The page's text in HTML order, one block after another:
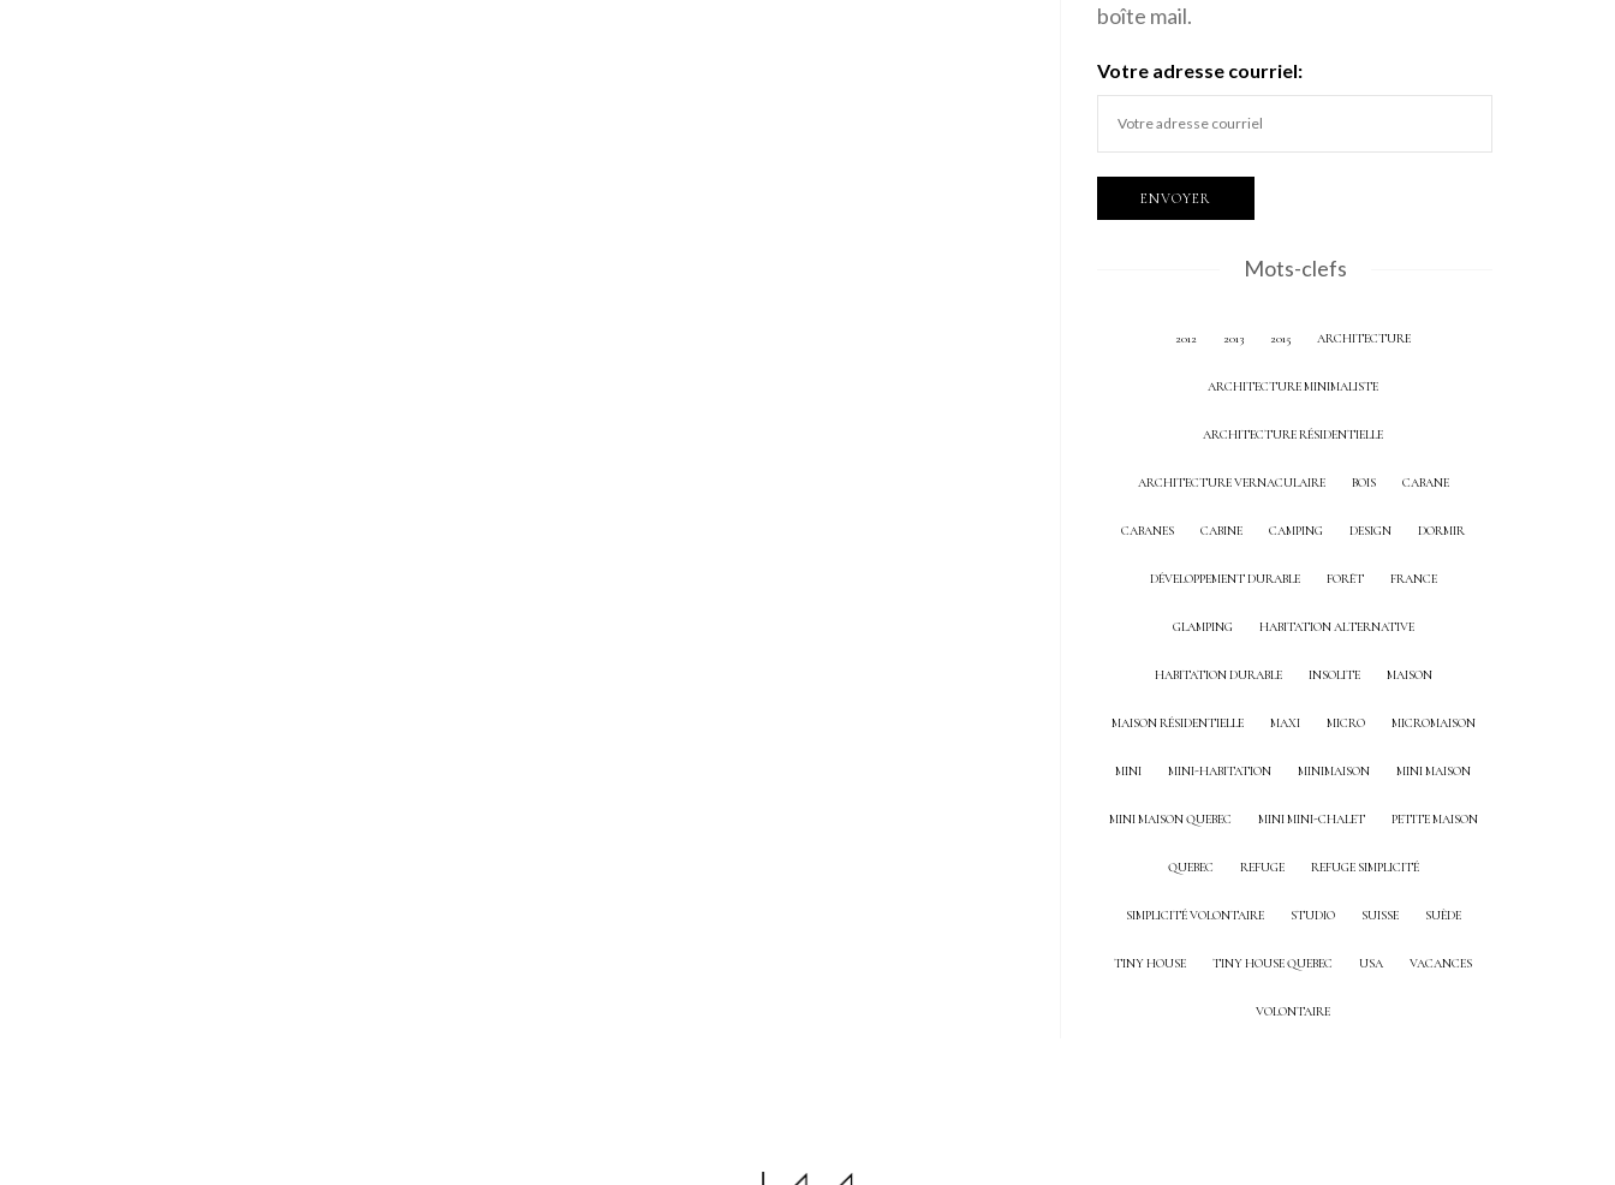
boîte mail.
Votre adresse courriel:
Mots-clefs
2012 2013 2015 ARCHITECTURE
ARCHITECTURE MINIMALISTE
ARCHITECTURE RÉSIDENTIELLE
ARCHITECTURE VERNACULAIRE BOIS CABANE
CABANES CABINE CAMPING DESIGN DORMIR
DÉVELOPPEMENT DURABLE FORÊT FRANCE
GLAMPING HABITATION ALTERNATIVE
HABITATION DURABLE INSOLITE MAISON
MAISON RÉSIDENTIELLE MAXI MICRO MICROMAISON
MINI MINI-HABITATION MINIMAISON MINI MAISON
MINI MAISON QUEBEC MINI MINI-CHALET PETITE MAISON
QUEBEC REFUGE REFUGE SIMPLICITÉ
SIMPLICITÉ VOLONTAIRE STUDIO SUISSE SUÈDE
TINY HOUSE TINY HOUSE QUEBEC USA VACANCES
VOLONTAIRE